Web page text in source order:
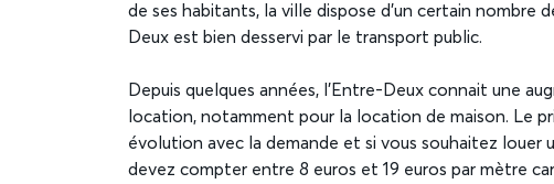
de ses habitants, la ville dispose d’un certain nombre
Deux est bien desservi par le transport public.
Depuis quelques années, l’Entre-Deux connait une
location, notamment pour la location de maison. Le
évolution avec la demande et si vous souhaitez louer
devez compter entre 8 euros et 19 euros par mètre